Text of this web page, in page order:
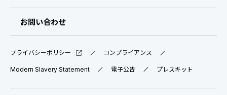
IRライブラリ
業績ハイライト
株式について
採用サイト（日本）
中途採用：ビジネス職・コーポレート職
お問い合わせ
プライバシーポリシー コンプライアンス
Modern Slavery Statement 電子公告 プレスキット